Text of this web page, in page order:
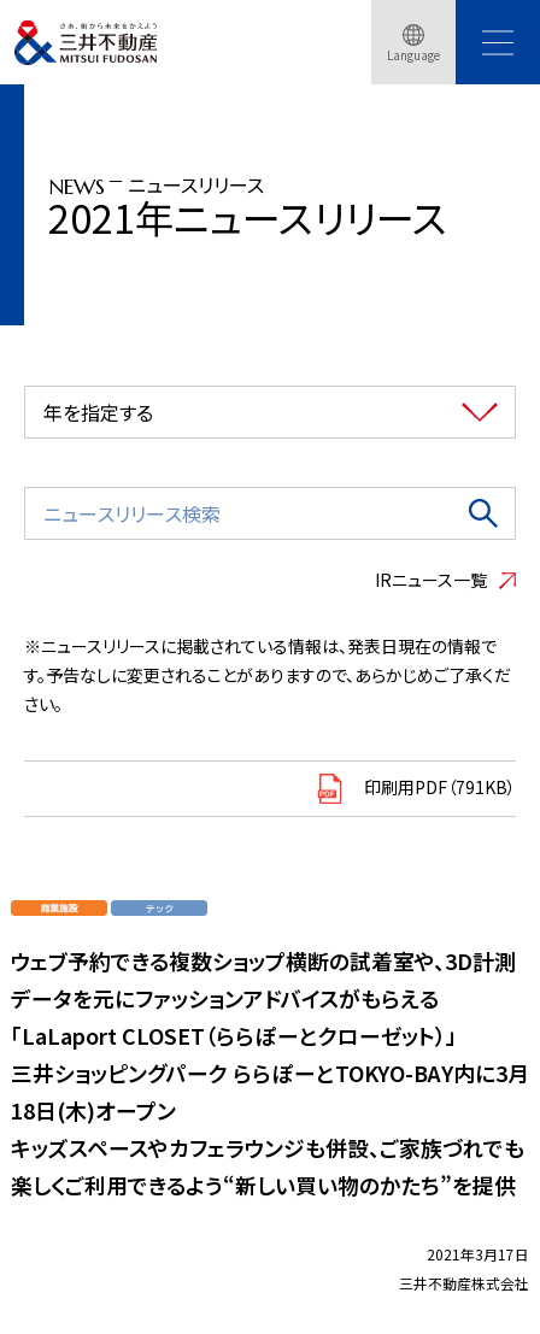
Language
トップページ ニュースリリース
「LaLaport CLOSET」ららぽーとTOKYO-BAY内にオープン（2021年3月18日）
NEWS ニュースリリース
2021年ニュースリリース
年を指定する
IRニュース一覧
※ニュースリリースに掲載されている情報は、発表日現在の情報で
す。予告なしに変更されることがありますので、あらかじめご了承くだ
さい。
印刷用PDF（791KB）
ウェブ予約できる複数ショップ横断の試着室や、3D計測
データを元にファッションアドバイスがもらえる
「LaLaport CLOSET（ららぽーとクローゼット）」
三井ショッピングパーク ららぽーとTOKYO-BAY内に3月
18日(木)オープン
キッズスペースやカフェラウンジも併設、ご家族づれでも
楽しくご利用できるよう“新しい買い物のかたち”を提供
2021年3月17日
三井不動産株式会社